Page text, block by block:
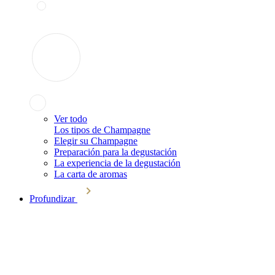
Ver todo
Los tipos de Champagne
Elegir su Champagne
Preparación para la degustación
La experiencia de la degustación
La carta de aromas
Profundizar